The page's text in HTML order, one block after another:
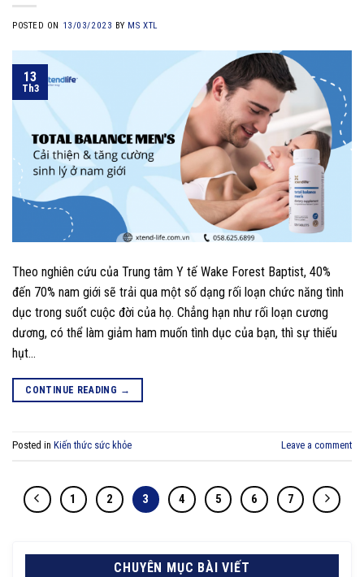
POSTED ON 13/03/2023 BY MS XTL
13
Th3
Theo nghiên cứu của Trung tâm Y tế Wake Forest Baptist, 40%
đến 70% nam giới sẽ trải qua một số dạng rối loạn chức năng tình
dục trong suốt cuộc đời của họ. Chẳng hạn như rối loạn cương
dương, có thể làm giảm ham muốn tình dục của bạn, thì sự thiếu
hụt…
CONTINUE READING →
Posted in Kiến thức sức khỏe Leave a comment
1 2 3 4 5 6 7
CHUYÊN MỤC BÀI VIẾT